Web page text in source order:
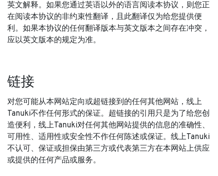
英文解释。如果您通过英语以外的语言阅读本协议，则您正
在阅读本协议的非约束性翻译，且此翻译仅为给您提供便
利。如果本协议的任何翻译版本与英文版本之间存在冲突，
应以英文版本的规定为准。
链接
对您可能从本网站定向或超链接到的任何其他网站，线上
Tanuki不作任何形式的保证。超链接的引用只是为了给您创
造便利，线上Tanuki对任何其他网站提供的信息的准确性、
可用性、适用性或安全性不作任何陈述或保证。线上Tanuki
不认可、保证或担保由第三方或代表第三方在本网站上供应
或提供的任何产品或服务。